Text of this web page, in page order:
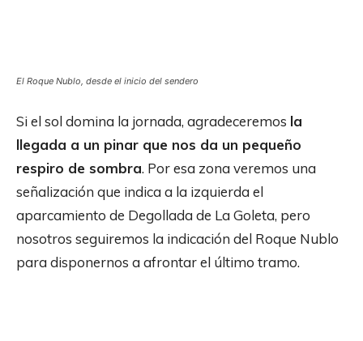
El Roque Nublo, desde el inicio del sendero
Si el sol domina la jornada, agradeceremos la
llegada a un pinar que nos da un pequeño
respiro de sombra. Por esa zona veremos una
señalización que indica a la izquierda el
aparcamiento de Degollada de La Goleta, pero
nosotros seguiremos la indicación del Roque Nublo
para disponernos a afrontar el último tramo.